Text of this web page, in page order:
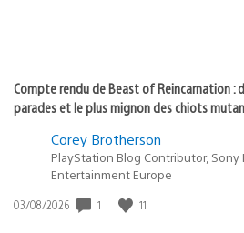
Compte rendu de Beast of Reincarnation :
parades et le plus mignon des chiots
Corey Brotherson
PlayStation Blog Contributor,
Entertainment Europe
Date
03/08/2026 1 11